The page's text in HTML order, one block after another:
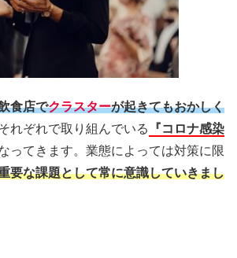
食店でクラスターが起きてもおかしく
れぞれで取り組んでいる
『コロナ感染
ってきます。業態によっては対策に限
要な課題として常に意識していきまし